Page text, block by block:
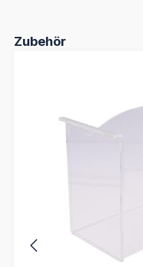
Produktgalerie überspringen
Zubehör